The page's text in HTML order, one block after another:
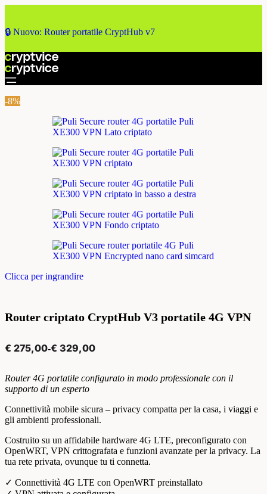
🔒 Nuovo: Router portatile CryptHub v7
-8%
Clicca per ingrandire
Router criptato CryptHub V3 portatile 4G VPN
€ 275,00-€ 329,00
Router 4G portatile configurato in modo professionale con il
supporto di un esperto
Connettività mobile sicura – privacy compatta per la casa, i viaggi e
gli ambienti professionali.
Costruito su un affidabile hardware 4G LTE, preconfigurato con
OpenWRT, VPN crittografata e funzioni avanzate per la privacy. La
tua rete privata, ovunque tu ti connetta.
✓ Connettività 4G LTE con OpenWRT preinstallato